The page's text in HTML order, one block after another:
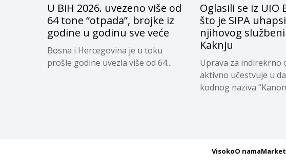
U BiH 2026. uvezeno više od
64 tone “otpada”, brojke iz
godine u godinu sve veće
Bosna i Hercegovina je u toku
prošle godine uvezla više od 64...
Oglasili se iz UIO
što je SIPA
njihovog
Kaknju
Uprava za indirekrno
aktivno učestvuje u
kodnog naziva
VisokoO nama